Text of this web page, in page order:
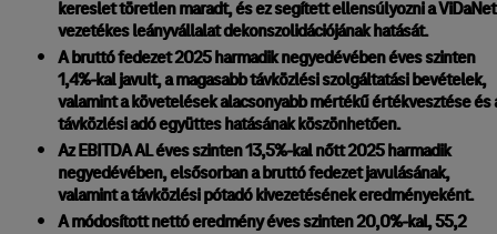
kereslet töretlen maradt, és ez segített ellensúlyozni a ViDaNet
vezetékes leányvállalat dekonszolidációjának hatását.
A bruttó fedezet 2025 harmadik negyedévében éves szinten
1,4%-kal javult, a magasabb távközlési szolgáltatási bevételek,
valamint a követelések alacsonyabb mértékű értékvesztése és
távközlési adó együttes hatásának köszönhetően.
Az EBITDA AL éves szinten 13,5%-kal nőtt 2025 harmadik
negyedévében, elsősorban a bruttó fedezet javulásának,
valamint a távközlési pótadó kivezetésének eredményeként.
A módosított nettó eredmény éves szinten 20,0%-kal, 55,2